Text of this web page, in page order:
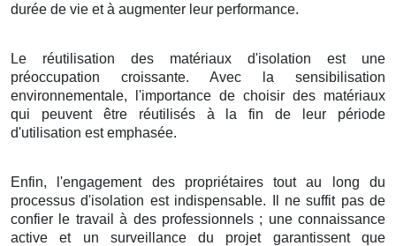
durée de vie et à augmenter leur performance.
Le réutilisation des matériaux d'isolation est une
préoccupation croissante. Avec la sensibilisation
environnementale, l'importance de choisir des matériaux
qui peuvent être réutilisés à la fin de leur période
d'utilisation est emphasée.
Enfin, l'engagement des propriétaires tout au long du
processus d'isolation est indispensable. Il ne suffit pas de
confier le travail à des professionnels ; une connaissance
active et un surveillance du projet garantissent que